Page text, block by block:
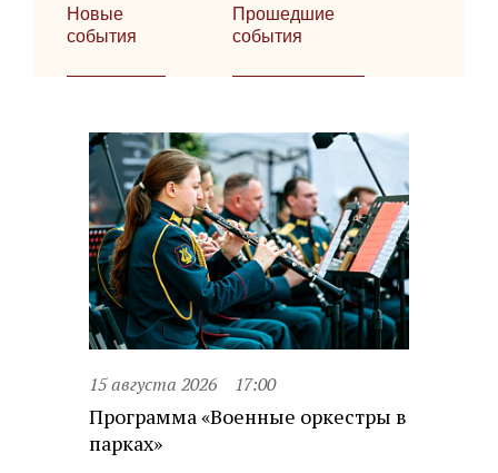
Новые
события
Прошедшие
события
15 августа 2026 17:00
Программа «Военные оркестры в
парках»